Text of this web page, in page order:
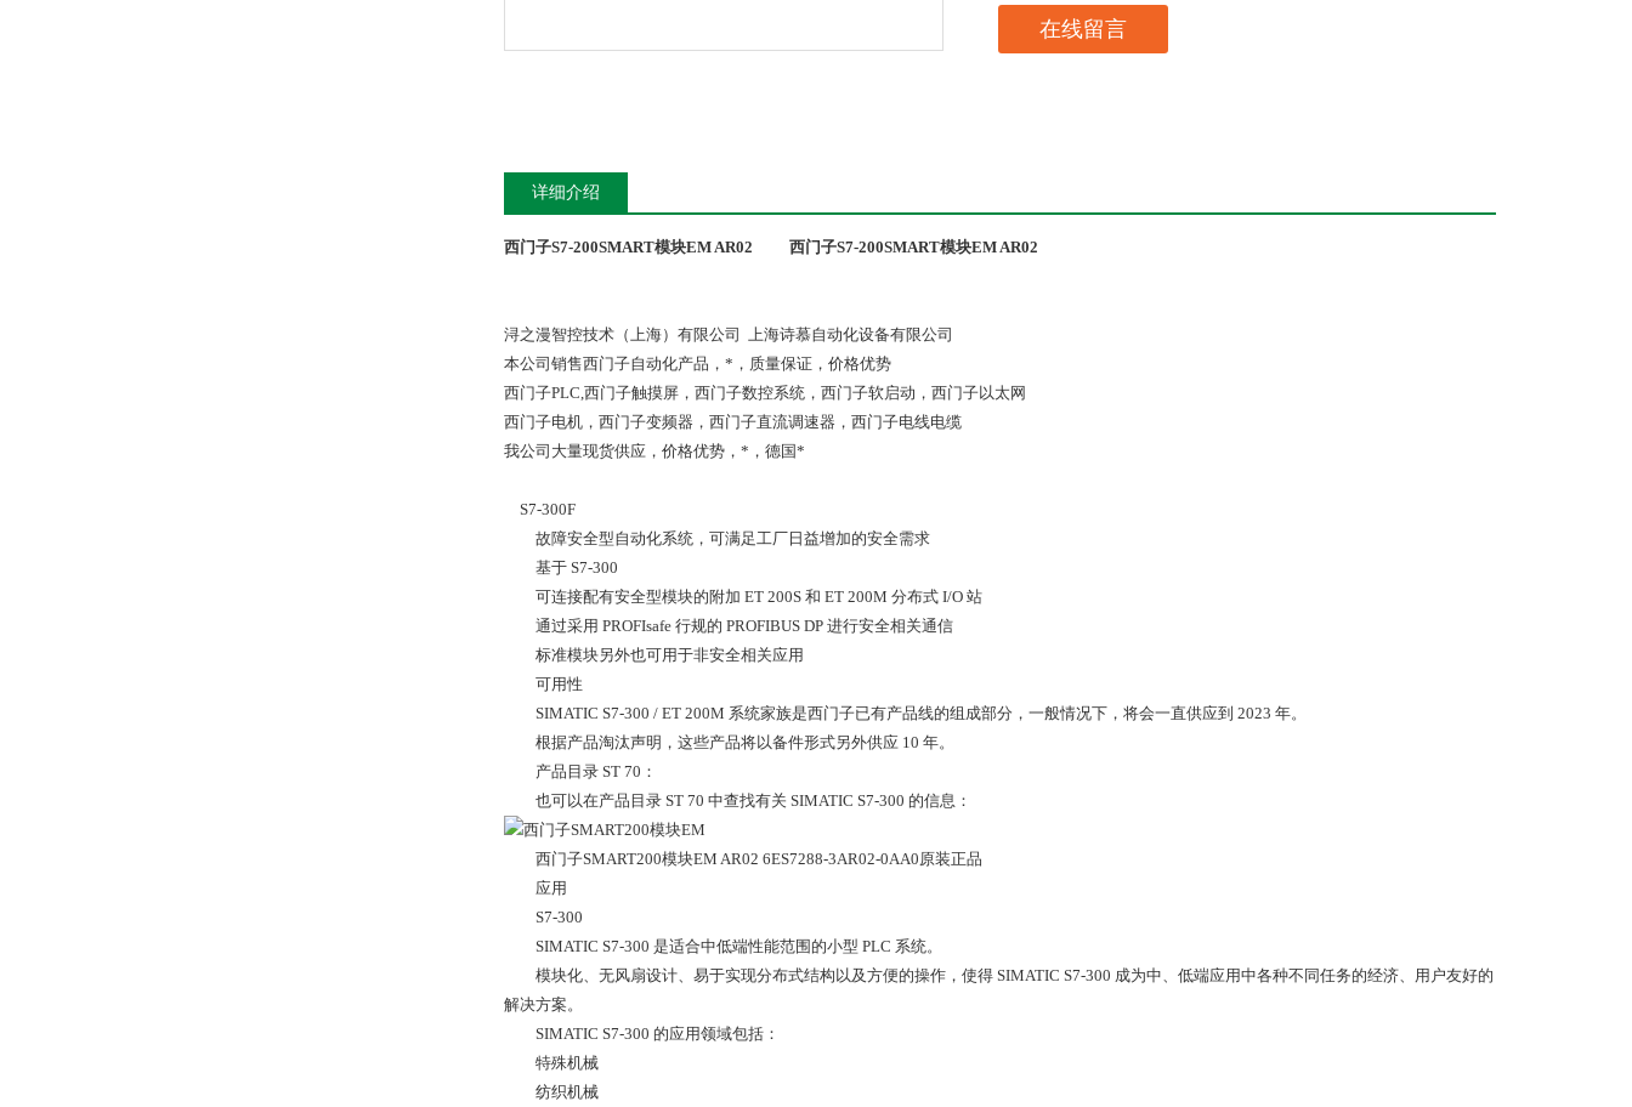
在线留言
详细介绍
西门子S7-200SMART模块EM AR02 西门子S7-200SMART模块EM AR02
浔之漫智控技术（上海）有限公司 上海诗慕自动化设备有限公司
本公司销售西门子自动化产品，*，质量保证，价格优势
西门子PLC,西门子触摸屏，西门子数控系统，西门子软启动，西门子以太网
西门子电机，西门子变频器，西门子直流调速器，西门子电线电缆
我公司大量现货供应，价格优势，*，德国*
S7-300F
故障安全型自动化系统，可满足工厂日益增加的安全需求
基于 S7-300
可连接配有安全型模块的附加 ET 200S 和 ET 200M 分布式 I/O 站
通过采用 PROFIsafe 行规的 PROFIBUS DP 进行安全相关通信
标准模块另外也可用于非安全相关应用
可用性
SIMATIC S7-300 / ET 200M 系统家族是西门子已有产品线的组成部分，一般情况下，将会一直供应到 2023 年。
根据产品淘汰声明，这些产品将以备件形式另外供应 10 年。
产品目录 ST 70：
也可以在产品目录 ST 70 中查找有关 SIMATIC S7-300 的信息：
西门子SMART200模块EM AR02 6ES7288-3AR02-0AA0原装正品
应用
S7-300
SIMATIC S7-300 是适合中低端性能范围的小型 PLC 系统。
模块化、无风扇设计、易于实现分布式结构以及方便的操作，使得 SIMATIC S7-300 成为中、低端应用中各种不同任务的经济、用户友好的
解决方案。
SIMATIC S7-300 的应用领域包括：
特殊机械
纺织机械